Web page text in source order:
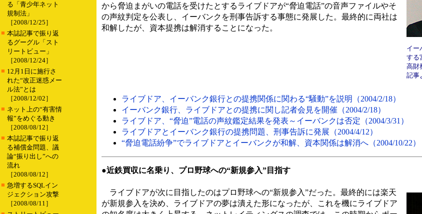
る「青少年ネット
規制法」
［2008/12/25］
■ 本誌記事で振り返
るグーグル「スト
リートビュー」
［2008/12/24］
■ 12月1日に施行さ
れた“改正迷惑メー
ル法”とは
［2008/12/02］
■ ネット上の“有害情
報”をめぐる動き
［2008/08/12］
■ 本誌記事で振り返
る補償金問題、議
論“振り出し”への
流れ
［2008/08/12］
■ 急増するSQLイン
ジェクション攻撃
［2008/08/11］
イー
する
高財
記事
から脅迫まがいの電話を受けたとするライブドアが“脅迫電話”の音声ファイルやそ
の声紋判定を公表し、イーバンクを刑事告訴する事態に発展した。最終的に両社は
和解したが、資本提携は解消することになった。
ライブドア、イーバンク銀行との提携関係に関わる“騒動”を説明（2004/2/18）
イーバンク銀行、ライブドアとの提携に関し記者会見を開催（2004/2/18）
ライブドア、“脅迫”電話の声紋鑑定結果を発表～イーバンクは否定（2004/3/31）
ライブドアとイーバンク銀行の提携問題、刑事告訴に発展（2004/4/12）
“脅迫電話紛争”でライブドアとイーバンクが和解、資本関係は解消へ（2004/10/22）
●近鉄買収に名乗り、プロ野球への“新規参入”目指す
ライブドアが次に目指したのはプロ野球への“新規参入”だった。最終的には楽天
が新規参入を決め、ライブドアの夢は潰えた形になったが、これを機にライブドア